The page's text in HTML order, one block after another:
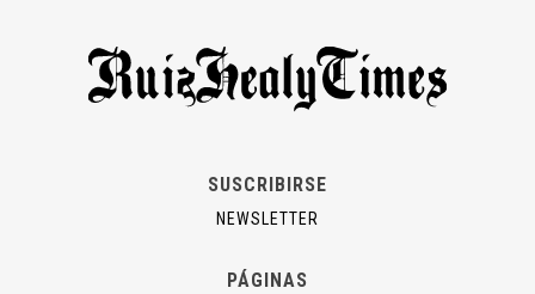
SUSCRIBIRSE
NEWSLETTER
PÁGINAS